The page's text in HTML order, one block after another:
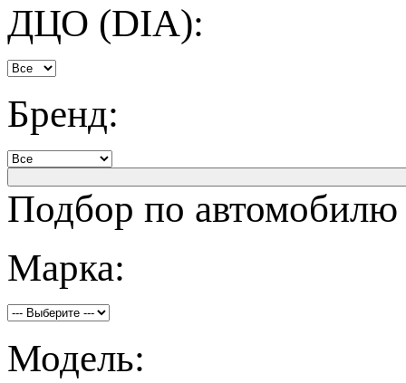
ДЦО (DIA):
Бренд:
Подбор по автомобилю
Марка:
Модель: